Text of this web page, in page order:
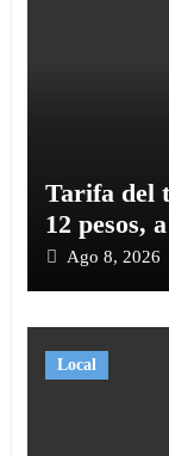
Tarifa del
12 pesos,
Ago 8, 2026
Local